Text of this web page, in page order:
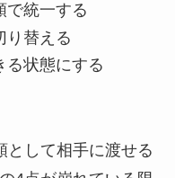
で統一する
り替える
る状態にする
として相手に渡せる